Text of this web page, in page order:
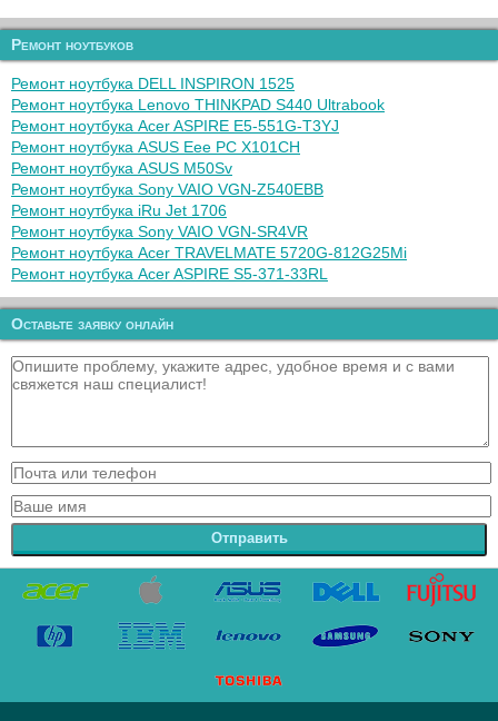
Ремонт ноутбуков
Ремонт ноутбука DELL INSPIRON 1525
Ремонт ноутбука Lenovo THINKPAD S440 Ultrabook
Ремонт ноутбука Acer ASPIRE E5-551G-T3YJ
Ремонт ноутбука ASUS Eee PC X101CH
Ремонт ноутбука ASUS M50Sv
Ремонт ноутбука Sony VAIO VGN-Z540EBB
Ремонт ноутбука iRu Jet 1706
Ремонт ноутбука Sony VAIO VGN-SR4VR
Ремонт ноутбука Acer TRAVELMATE 5720G-812G25Mi
Ремонт ноутбука Acer ASPIRE S5-371-33RL
Оставьте заявку онлайн
Отправить